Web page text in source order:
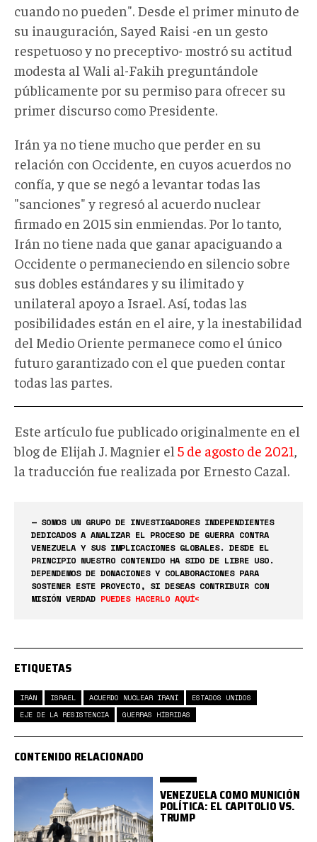
cuando no pueden". Desde el primer minuto de
su inauguración, Sayed Raisi -en un gesto
respetuoso y no preceptivo- mostró su actitud
modesta al Wali al-Fakih preguntándole
públicamente por su permiso para ofrecer su
primer discurso como Presidente.
Irán ya no tiene mucho que perder en su
relación con Occidente, en cuyos acuerdos no
confía, y que se negó a levantar todas las
"sanciones" y regresó al acuerdo nuclear
firmado en 2015 sin enmiendas. Por lo tanto,
Irán no tiene nada que ganar apaciguando a
Occidente o permaneciendo en silencio sobre
sus dobles estándares y su ilimitado y
unilateral apoyo a Israel. Así, todas las
posibilidades están en el aire, y la inestabilidad
del Medio Oriente permanece como el único
futuro garantizado con el que pueden contar
todas las partes.
Este artículo fue publicado originalmente en el
blog de Elijah J. Magnier el 5 de agosto de 2021
la traducción fue realizada por Ernesto Cazal.
— SOMOS UN GRUPO DE INVESTIGADORES INDEPENDIENTES
DEDICADOS A ANALIZAR EL PROCESO DE GUERRA CONTRA
VENEZUELA Y SUS IMPLICACIONES GLOBALES. DESDE EL
PRINCIPIO NUESTRO CONTENIDO HA SIDO DE LIBRE USO.
DEPENDEMOS DE DONACIONES Y COLABORACIONES PARA
SOSTENER ESTE PROYECTO, SI DESEAS CONTRIBUIR CON
MISIÓN VERDAD PUEDES HACERLO AQUÍ<
ETIQUETAS
IRÁN ISRAEL ACUERDO NUCLEAR IRANÍ
ESTADOS UNIDOS
EJE DE LA RESISTENCIA
GUERRAS HÍBRIDAS
CONTENIDO RELACIONADO
VENEZUELA COMO MUNICIÓN
POLÍTICA: EL CAPITOLIO VS.
TRUMP